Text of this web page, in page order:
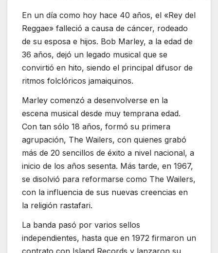
En un día como hoy hace 40 años, el «Rey del
Reggae» falleció a causa de cáncer, rodeado
de su esposa e hijos. Bob Marley, a la edad de
36 años, dejó un legado musical que se
convirtió en hito, siendo el principal difusor de
ritmos folclóricos jamaiquinos.
Marley comenzó a desenvolverse en la
escena musical desde muy temprana edad.
Con tan sólo 18 años, formó su primera
agrupación, The Wailers, con quienes grabó
más de 20 sencillos de éxito a nivel nacional, a
inicio de los años sesenta. Más tarde, en 1967,
se disolvió para reformarse como The Wailers,
con la influencia de sus nuevas creencias en
la religión rastafari.
La banda pasó por varios sellos
independientes, hasta que en 1972 firmaron un
contrato con Island Records y lanzaron su